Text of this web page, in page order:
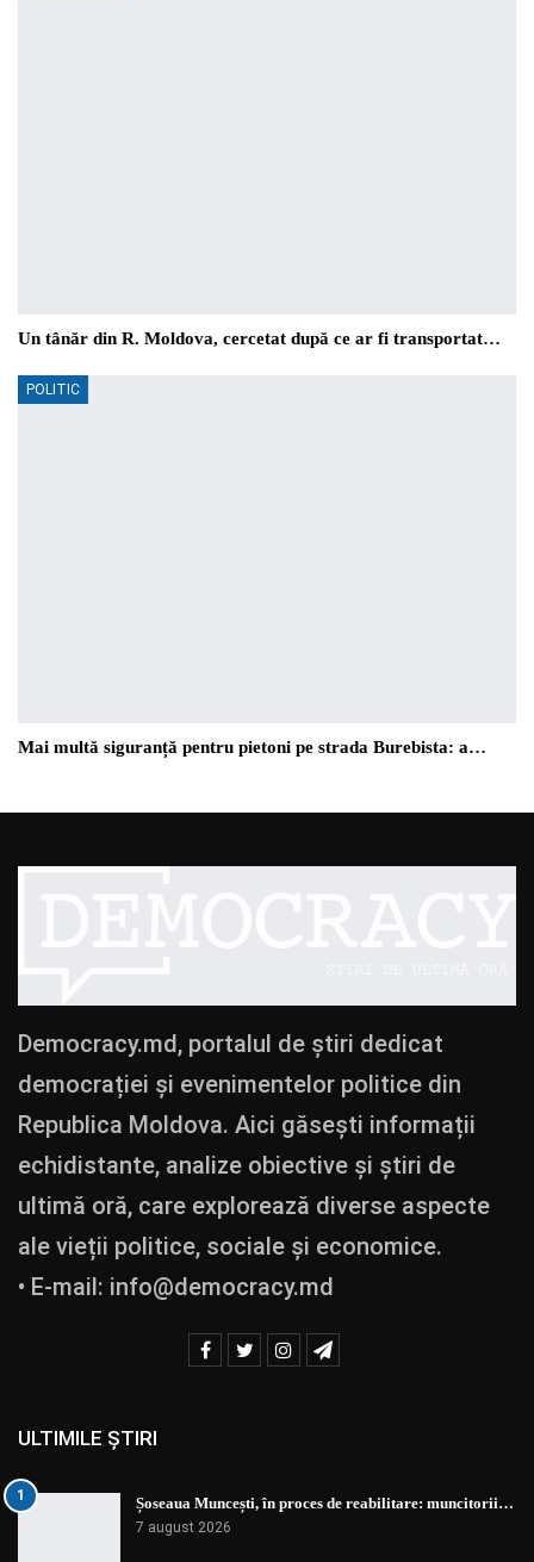
Un tânăr din R. Moldova, cercetat după ce ar fi transportat…
POLITIC
Mai multă siguranță pentru pietoni pe strada Burebista: a…
Democracy.md, portalul de știri dedicat
democrației și evenimentelor politice din
Republica Moldova. Aici găsești informații
echidistante, analize obiective și știri de
ultimă oră, care explorează diverse aspecte
ale vieții politice, sociale și economice.
• E-mail: info@democracy.md
ULTIMILE ȘTIRI
1 Șoseaua Muncești, în proces de reabilitare: muncitorii…
7 august 2026